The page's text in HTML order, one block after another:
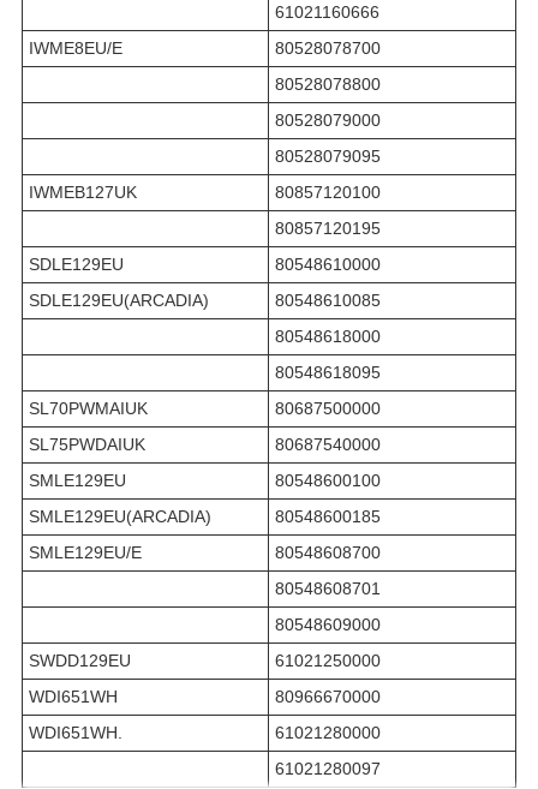
61021160666
IWME8EU/E
80528078700
80528078800
80528079000
80528079095
IWMEB127UK
80857120100
80857120195
SDLE129EU
80548610000
SDLE129EU(ARCADIA)
80548610085
80548618000
80548618095
SL70PWMAIUK
80687500000
SL75PWDAIUK
80687540000
SMLE129EU
80548600100
SMLE129EU(ARCADIA)
80548600185
SMLE129EU/E
80548608700
80548608701
80548609000
SWDD129EU
61021250000
WDI651WH
80966670000
WDI651WH.
61021280000
61021280097